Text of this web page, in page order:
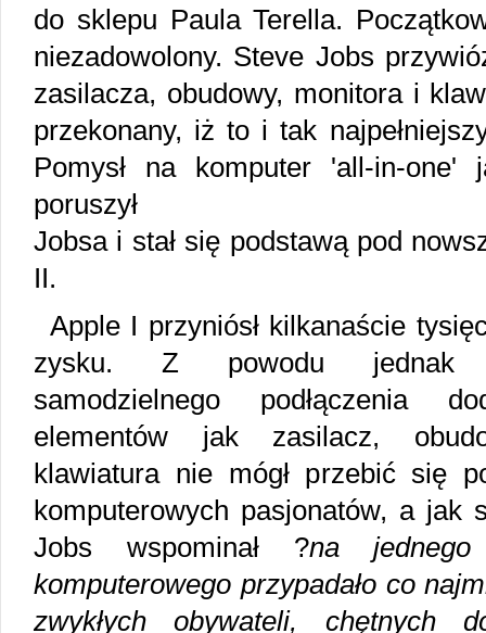
do sklepu Paula Terella.
niezadowolony. Steve Jobs
zasilacza, obudowy, monitora i
przekonany, iż to i tak
Pomysł na komputer 'all-in-one'
poruszył
Jobsa i stał się podstawą pod
II.
Apple I przyniósł kilkanaście
zysku. Z powodu jednak
samodzielnego podłączenia
elementów jak zasilacz,
klawiatura nie mógł przebić się
komputerowych pasjonatów, a jak
Jobs wspominał ?na jednego
komputerowego przypadało co
zwykłych obywateli, chętnych